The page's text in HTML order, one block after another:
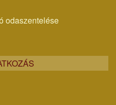
odaszentelése